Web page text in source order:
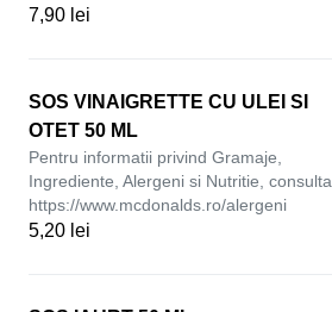
7,90 lei
SOS VINAIGRETTE CU ULEI SI
OTET 50 ML
Pentru informatii privind Gramaje,
Ingrediente, Alergeni si Nutritie, consulta
https://www.mcdonalds.ro/alergeni
5,20 lei